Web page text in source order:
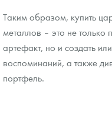
Таким образом, купить
металлов – это не только
артефакт, но и создать
воспоминаний, а также
портфель.